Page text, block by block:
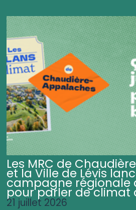
Les MRC de
et la Ville de Lévis
campagne régionale
pour parler de climat
21 juillet 2026